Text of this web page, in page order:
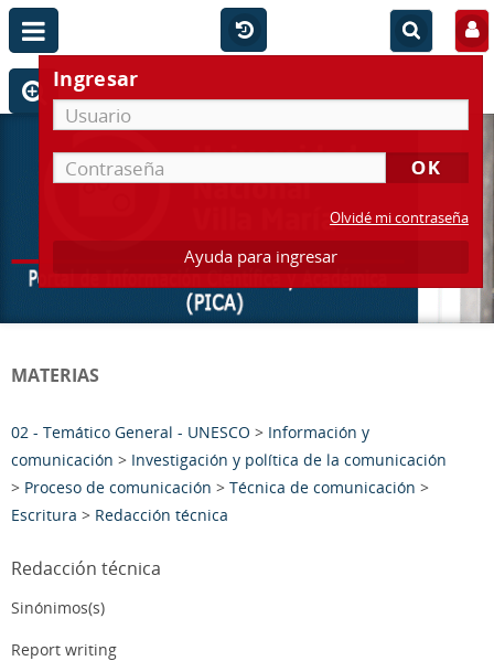
Ingresar
Olvidé mi contraseña
Ayuda para ingresar
MATERIAS
02 - Temático General - UNESCO > Información y
comunicación > Investigación y política de la comunicación
> Proceso de comunicación > Técnica de comunicación >
Escritura > Redacción técnica
Redacción técnica
Sinónimos(s)
Report writing